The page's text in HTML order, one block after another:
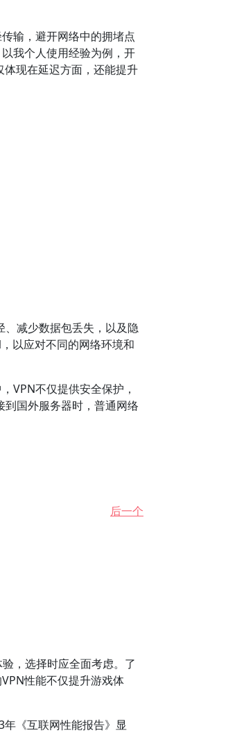
输，避开网络中的拥堵点
我个人使用经验为例，开
现在延迟方面，还能提升
、减少数据包丢失，以及隐
以应对不同的网络环境和
VPN不仅提供安全保护，
到国外服务器时，普通网络
后一个
，选择时应全面考虑。了
性能不仅提升游戏体
《互联网性能报告》显